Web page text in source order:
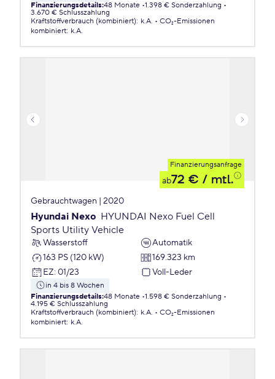
Finanzierungsdetails:48 Monate 1.398 € Sonderzahlung
3.670 € Schlusszahlung
Kraftstoffverbrauch (kombiniert): k.A.
CO₂-Emissionen
kombiniert: k.A.
Finanzierungsanfrage
ab72 € / mtl.
Gebrauchtwagen | 2020
Hyundai Nexo HYUNDAI Nexo Fuel Cell
Sports Utility Vehicle
Wasserstoff
Automatik
163 PS (120 kW)
169.323 km
EZ: 01/23 Voll-Leder
in 4 bis 8 Wochen
Finanzierungsdetails:48 Monate 1.598 € Sonderzahlung
4.195 € Schlusszahlung
Kraftstoffverbrauch (kombiniert): k.A.
CO₂-Emissionen
kombiniert: k.A.